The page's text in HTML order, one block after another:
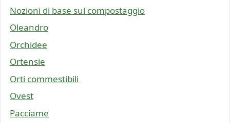
Nozioni di base sul compostaggio
Oleandro
Orchidee
Ortensie
Orti commestibili
Ovest
Pacciame